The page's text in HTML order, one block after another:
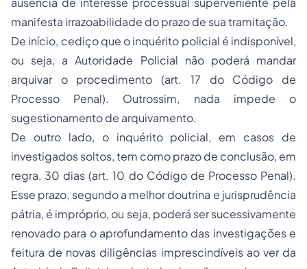
manifesta irrazoabilidade do prazo de sua tramitação.
De início, cediço que o inquérito policial é indisponível,
ou seja, a Autoridade Policial não poderá mandar
arquivar o procedimento (art. 17 do Código de
Processo Penal). Outrossim, nada impede o
sugestionamento de arquivamento.
De outro lado, o inquérito policial, em casos de
investigados soltos, tem como prazo de conclusão, em
regra, 30 dias (art. 10 do Código de Processo Penal).
Esse prazo, segundo a melhor doutrina e jurisprudência
pátria, é impróprio, ou seja, poderá ser sucessivamente
renovado para o aprofundamento das investigações e
feitura de novas diligências imprescindíveis ao ver da